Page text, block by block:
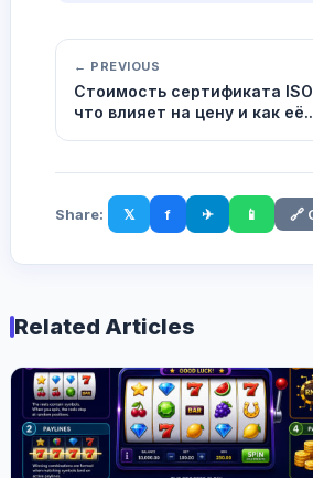
← PREVIOUS
Стоимость сертификата
что влияет на цену и как
Share: 𝕏 f ✈ 📱 🔗
Related Articles